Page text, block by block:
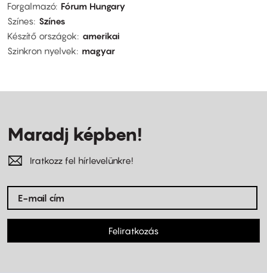
Forgalmazó Fórum Hungary
Színes Színes
Készítő országok
amerikai
Szinkron nyelvek
magyar
Maradj képben!
Iratkozz fel hírlevelünkre!
Feliratkozás